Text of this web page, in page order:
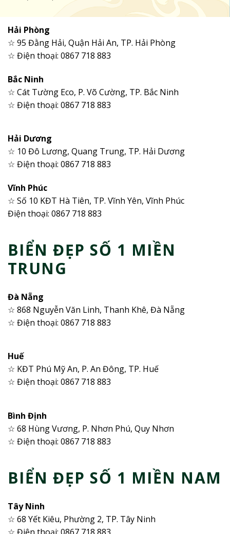
Hải Phòng
☆ 95 Đằng Hải, Quận Hải An, TP. Hải Phòng
☆ Điện thoại: 0867 718 883
Bắc Ninh
☆ Cát Tường Eco, P. Võ Cường, TP. Bắc Ninh
☆ Điện thoại: 0867 718 883
Hải Dương
☆ 10 Đô Lương, Quang Trung, TP. Hải Dương
☆ Điện thoại: 0867 718 883
Vĩnh Phúc
☆ Số 10 KĐT Hà Tiên, TP. Vĩnh Yên, Vĩnh Phúc
Điện thoại: 0867 718 883
BIỂN ĐẸP SỐ 1 MIỀN
TRUNG
Đà Nẵng
☆ 868 Nguyễn Văn Linh, Thanh Khê, Đà Nẵng
☆ Điện thoại: 0867 718 883
Huế
☆ KĐT Phú Mỹ An, P. An Đông, TP. Huế
☆ Điện thoại: 0867 718 883
Bình Định
☆ 68 Hùng Vương, P. Nhơn Phú, Quy Nhơn
☆ Điện thoại: 0867 718 883
BIỂN ĐẸP SỐ 1 MIỀN NAM
Tây Ninh
☆ 68 Yết Kiêu, Phường 2, TP. Tây Ninh
☆ Điện thoại: 0867 718 883